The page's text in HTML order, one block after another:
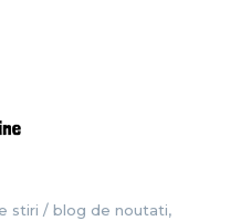
stiri / blog de noutati,